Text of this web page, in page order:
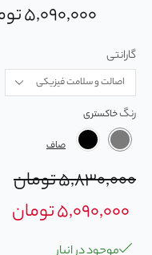
۵,۰۹۰,۰۰۰
گارانتی
رنگ
صاف
۵,۸۳۰,۰۰۰تومان
۵,۰۹۰,۰۰۰تومان